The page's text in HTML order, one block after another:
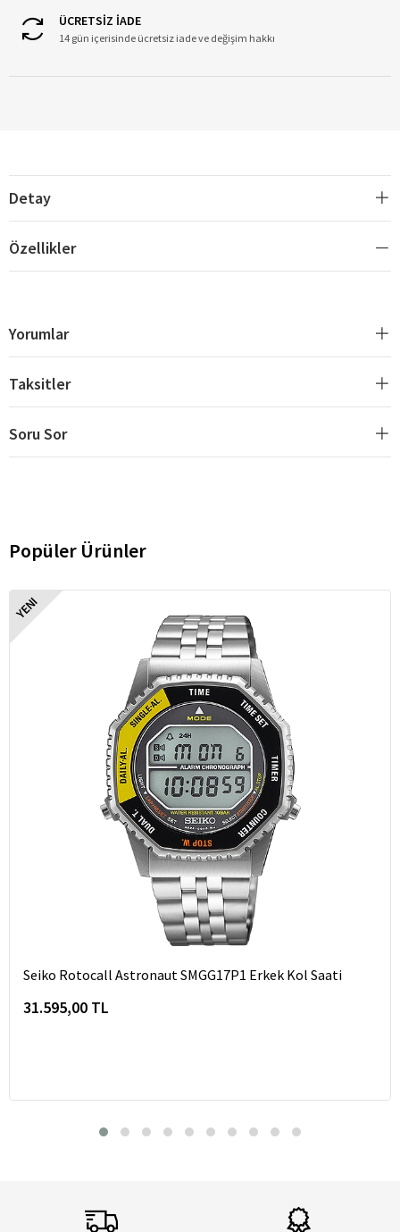
ÜCRETSİZ İADE
14 gün içerisinde ücretsiz iade ve değişim hakkı
Detay
Özellikler
Yorumlar
Taksitler
Soru Sor
Popüler Ürünler
YENI
Seiko Rotocall Astronaut SMGG17P1 Erkek Kol Saati
31.595,00 TL